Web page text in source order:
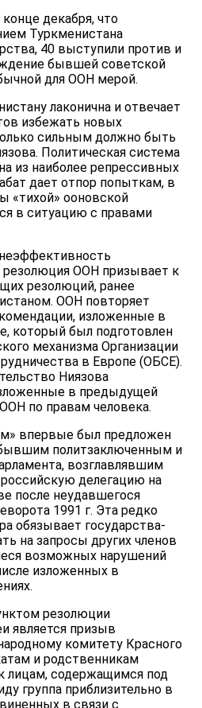
декабря, что
Туркменистана
40 выступили против и
бывшей советской
для ООН мерой.
лаконична и отвечает
избежать новых
сильным должно быть
Политическая система
из наиболее репрессивных
дает отпор попыткам, в
«тихой» ооновской
в ситуацию с правами
ООН призывает к
резолюций, ранее
ООН повторяет
изложенные в
который был подготовлен
механизма Организации
в Европе (ОБСЕ).
Ниязова
в предыдущей
по правам человека.
впервые был предложен
политзаключенным и
возглавлявшим
делегацию на
после неудавшегося
1991 г. Эта редко
обязывает государства-
на запросы других членов
возможных нарушений
изложенных в
резолюции
является призыв
комитету Красного
и родственникам
лицам, содержащимся под
группа приблизительно в
в связи с